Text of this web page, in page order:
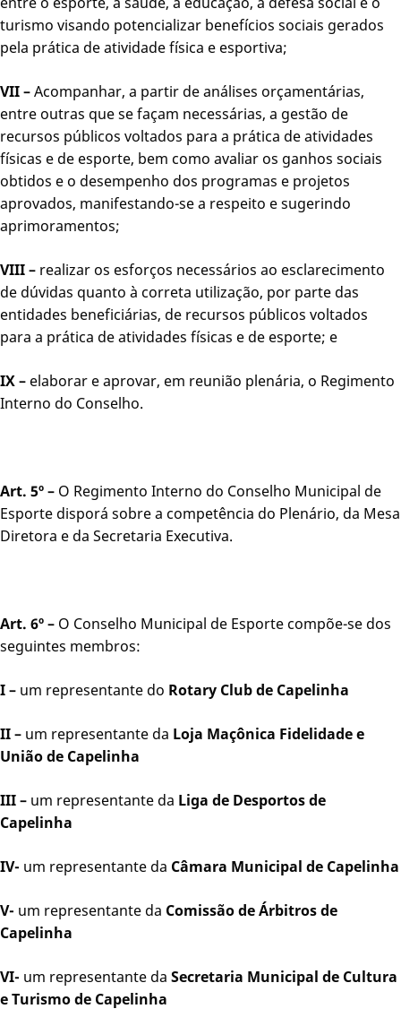
turismo visando potencializar benefícios sociais gerados
pela prática de atividade física e esportiva;
VII –Acompanhar, a partir de análises orçamentárias,
entre outras que se façam necessárias, a gestão de
recursos públicos voltados para a prática de atividades
físicas e de esporte, bem como avaliar os ganhos sociais
obtidos e o desempenho dos programas e projetos
aprovados, manifestando-se a respeito e sugerindo
aprimoramentos;
VIII – realizar os esforços necessários ao esclarecimento
de dúvidas quanto à correta utilização, por parte das
entidades beneficiárias, de recursos públicos voltados
para a prática de atividades físicas e de esporte; e
IX – elaborar e aprovar, em reunião plenária, o Regimento
Interno do Conselho.
Art. 5º – O Regimento Interno do Conselho Municipal de
Esporte disporá sobre a competência do Plenário, da Mesa
Diretora e da Secretaria Executiva.
Art. 6º – O Conselho Municipal de Esporte compõe-se dos
seguintes membros:
I – um representante do Rotary Club de Capelinha
II – um representante da Loja Maçônica Fidelidade e
União de Capelinha
III – um representante da Liga de Desportos de
Capelinha
IV- um representante da Câmara Municipal de Capelinha
V- um representante da Comissão de Árbitros de
Capelinha
VI- um representante da Secretaria Municipal de Cultura
e Turismo de Capelinha